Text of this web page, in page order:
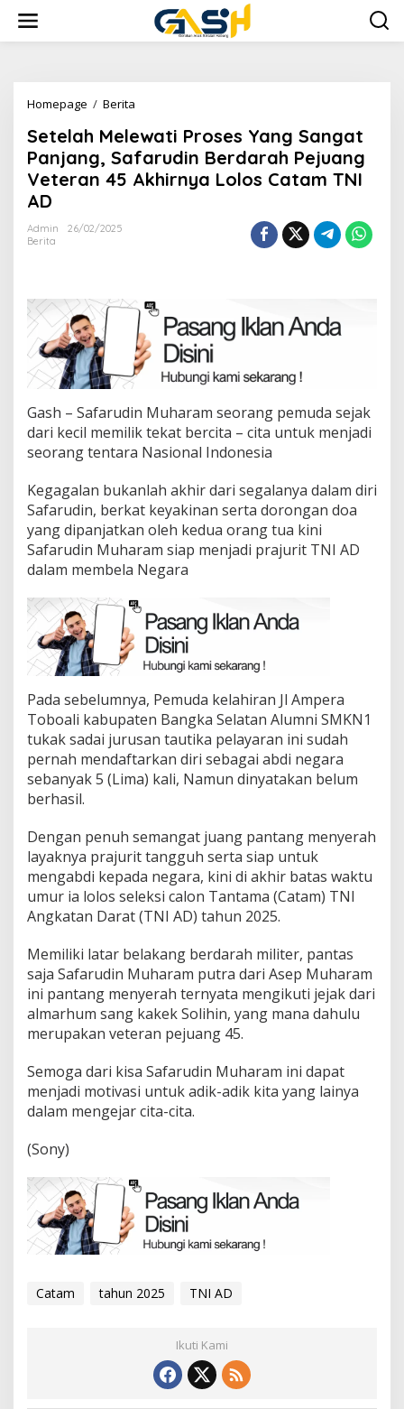
konten
Homepage / Berita
Proses
Yang
Sangat
Panjang,
Lolos
Catam
TNI
AD
Setelah Melewati Proses Yang Sangat
Panjang, Safarudin Berdarah Pejuang
Veteran 45 Akhirnya Lolos Catam TNI
AD
Admin
26/02/2025
Berita
Gash – Safarudin Muharam seorang pemuda sejak
dari kecil memilik tekat bercita – cita untuk menjadi
seorang tentara Nasional Indonesia
Kegagalan bukanlah akhir dari segalanya dalam diri
Safarudin, berkat keyakinan serta dorongan doa
yang dipanjatkan oleh kedua orang tua kini
Safarudin Muharam siap menjadi prajurit TNI AD
dalam membela Negara
Pada sebelumnya, Pemuda kelahiran Jl Ampera
Toboali kabupaten Bangka Selatan Alumni SMKN1
tukak sadai jurusan tautika pelayaran ini sudah
pernah mendaftarkan diri sebagai abdi negara
sebanyak 5 (Lima) kali, Namun dinyatakan belum
berhasil.
Dengan penuh semangat juang pantang menyerah
layaknya prajurit tangguh serta siap untuk
mengabdi kepada negara, kini di akhir batas waktu
umur ia lolos seleksi calon Tantama (Catam) TNI
Angkatan Darat (TNI AD) tahun 2025.
Memiliki latar belakang berdarah militer, pantas
saja Safarudin Muharam putra dari Asep Muharam
ini pantang menyerah ternyata mengikuti jejak dari
almarhum sang kakek Solihin, yang mana dahulu
merupakan veteran pejuang 45.
Semoga dari kisa Safarudin Muharam ini dapat
menjadi motivasi untuk adik-adik kita yang lainya
dalam mengejar cita-cita.
(Sony)
Catam tahun 2025 TNI AD
Ikuti Kami